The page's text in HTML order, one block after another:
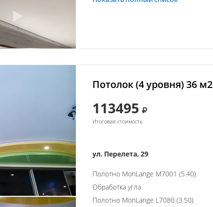
Потолок (4 уровня) 36 м2
113495
Итоговая стоимость
ул. Перелета, 29
Полотно MonLange M7001 (5.40)
Обработка угла
Полотно MonLange L7080 (3.50)